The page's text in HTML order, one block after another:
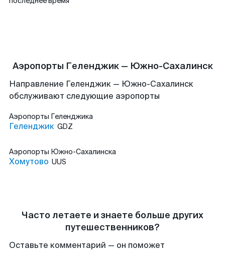
Аэропорты Геленджик — Южно-Сахалинск
Направление Геленджик — Южно-Сахалинск
обслуживают следующие аэропорты
Аэропорты Геленджика
Геленджик GDZ
Аэропорты Южно-Сахалинска
Хомутово UUS
Часто летаете и знаете больше других
путешественников?
Оставьте комментарий — он поможет